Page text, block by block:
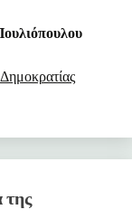
της